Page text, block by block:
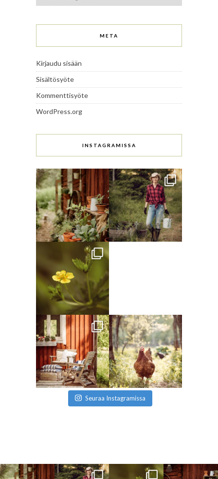
META
Kirjaudu sisään
Sisältösyöte
Kommenttisyöte
WordPress.org
INSTAGRAMISSA
Seuraa Instagramissa